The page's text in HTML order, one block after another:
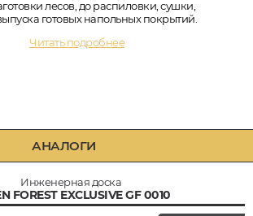
лесов, до распиловки, сушки,
готовых напольных покрытий.
Читать подробнее
АНАЛОГИ
Инженерная доска
FOREST EXCLUSIVE GF 0010